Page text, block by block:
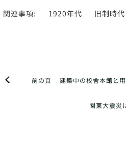
関連事項: 1920年代 旧制時代
前の頁 建築中の校舎本館と
関東大震災